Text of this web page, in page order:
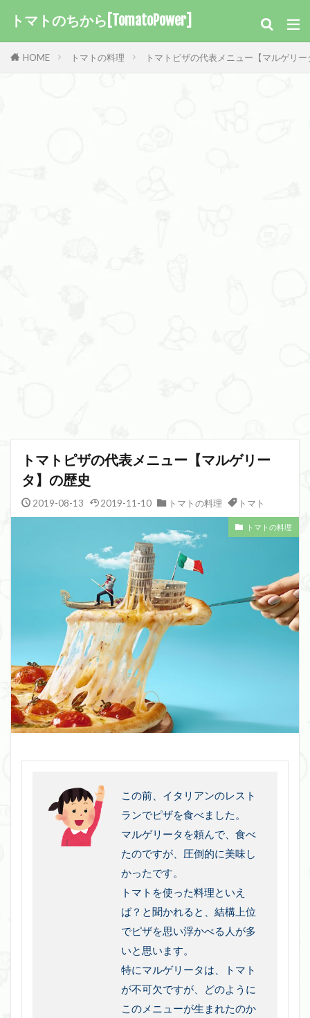
トマトのちから[TomatoPower]
HOME トマトの料理 トマトピザの代表メニュー【マルゲリ
トマトピザの代表メニュー【マルゲリー
タ】の歴史
2019-08-13 2019-11-10 トマトの料理 トマト
トマトの料理
この前、イタリアンのレスト
ランでピザを食べました。
マルゲリータを頼んで、食べ
たのですが、圧倒的に美味し
かったです。
トマトを使った料理といえ
ば？と聞かれると、結構上位
でピザを思い浮かべる人が多
いと思います。
特にマルゲリータは、トマト
が不可欠ですが、どのように
このメニューが生まれたのか